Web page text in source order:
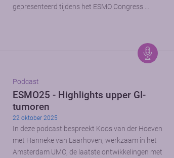
gepresenteerd tijdens het ESMO Congress …
Podcast
ESMO25 - Highlights upper GI-
tumoren
22 oktober 2025
In deze podcast bespreekt Koos van der Hoeven
met Hanneke van Laarhoven, werkzaam in het
Amsterdam UMC, de laatste ontwikkelingen met